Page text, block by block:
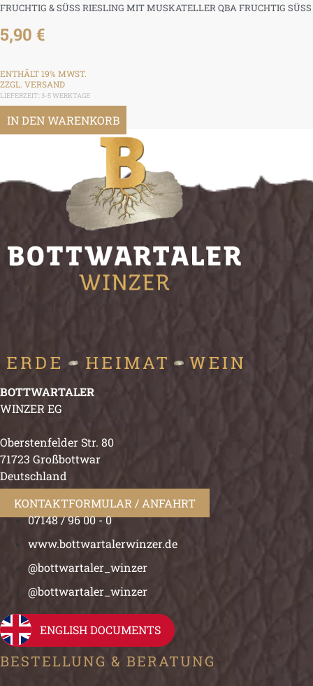
FRUCHTIG & SÜSS RIESLING MIT MUSKATELLER QBA FRUCHTIG SÜSS
5,90 €
ENTHÄLT 19% MWST.
ZZGL. VERSAND
LIEFERZEIT: 3-5 WERKTAGE
IN DEN WARENKORB
BOTTWARTALER
WINZER EG
Oberstenfelder Str. 80
71723 Großbottwar
Deutschland
KONTAKTFORMULAR / ANFAHRT
07148 / 96 00 - 0
www.bottwartalerwinzer.de
@bottwartaler_winzer
@bottwartaler_winzer
ENGLISH DOCUMENTS
BESTELLUNG & BERATUNG